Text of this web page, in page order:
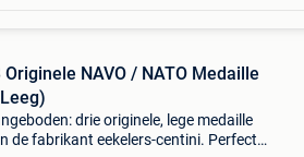
Originele NAVO / NATO Medaille
drie originele, lege medaille
de fabrikant eekelers-centini. Perfect